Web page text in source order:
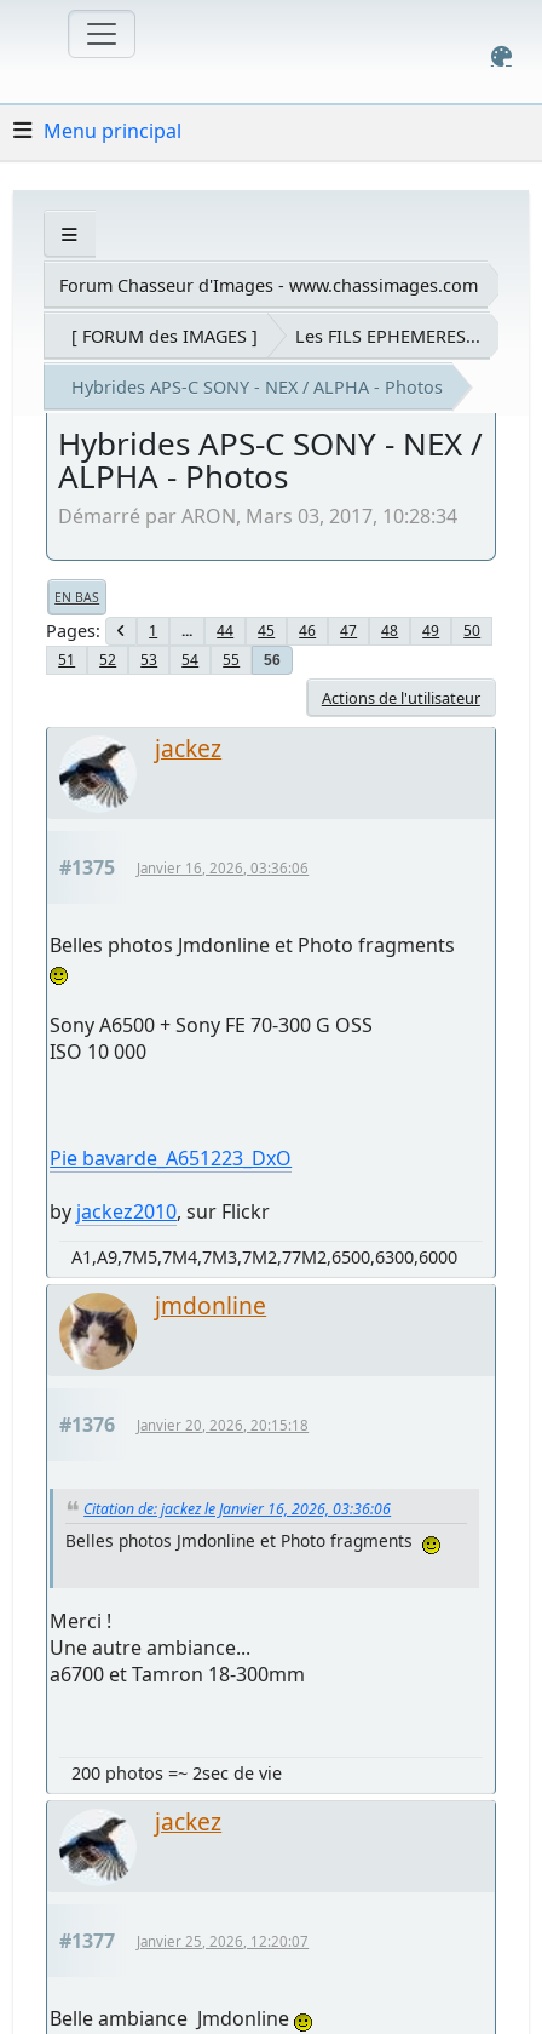
Menu principal
Forum Chasseur d'Images - www.chassimages.com
[ FORUM des IMAGES ] Les FILS EPHEMERES...
Hybrides APS-C SONY - NEX / ALPHA - Photos
Hybrides APS-C SONY - NEX /
ALPHA - Photos
Démarré par ARON, Mars 03, 2017, 10:28:34
EN BAS
Pages 1 ... 44 45 46 47 48 49
50
51
52 53 54 55 56
Actions de l'utilisateur
jackez
#1375 Janvier 16, 2026, 03:36:06
Belles photos Jmdonline et Photo fragments
Sony A6500 + Sony FE 70-300 G OSS
ISO 10 000
Pie bavarde_A651223_DxO
by jackez2010, sur Flickr
A1,A9,7M5,7M4,7M3,7M2,77M2,6500,6300,6000
jmdonline
#1376 Janvier 20, 2026, 20:15:18
Citation de: jackez le Janvier 16, 2026, 03:36:06
Belles photos Jmdonline et Photo fragments
Merci !
Une autre ambiance...
a6700 et Tamron 18-300mm
200 photos =~ 2sec de vie
jackez
#1377 Janvier 25, 2026, 12:20:07
Belle ambiance Jmdonline